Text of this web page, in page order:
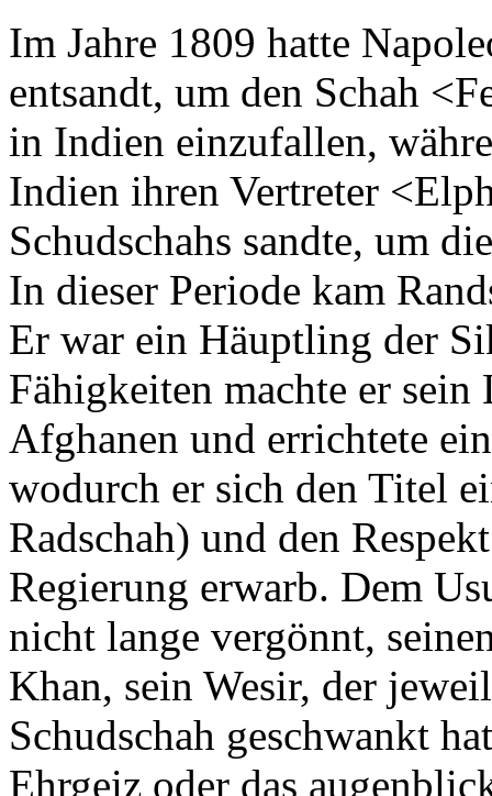
Im Jahre 1809 hatte
entsandt, um den Schah
in Indien einzufallen,
Indien ihren Vertreter
Schudschahs sandte, um
In dieser Periode kam
Er war ein Häuptling der
Fähigkeiten machte er
Afghanen und errichtete
wodurch er sich den Titel
Radschah) und den
Regierung erwarb. Dem
nicht lange vergönnt,
Khan, sein Wesir, der
Schudschah geschwankt
Ehrgeiz oder das